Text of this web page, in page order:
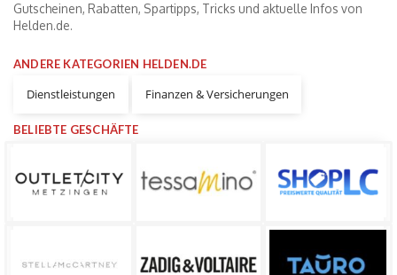
Gutscheinen, Rabatten, Spartipps, Tricks und aktuelle Infos von
Helden.de.
ANDERE KATEGORIEN HELDEN.DE
Dienstleistungen Finanzen & Versicherungen
BELIEBTE GESCHÄFTE